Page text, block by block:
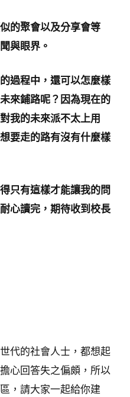
的聚會以及分享會等
與眼界。
過程中，還可以怎麼樣
來鋪路呢？因為現在的
我的未來派不太上用
要走的路有沒有什麼樣
只有這樣才能讓我的問
心讀完，期待收到校長
代的社會人士，都想起
心回答失之偏頗，所以
，請大家一起給你建